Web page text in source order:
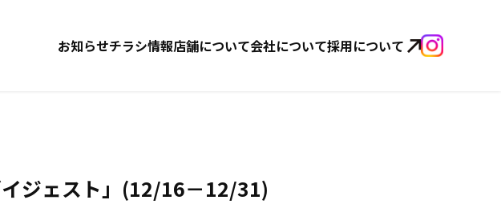
お知らせチラシ情報店舗について会社について採用について
ジェスト」(12/16－12/31)